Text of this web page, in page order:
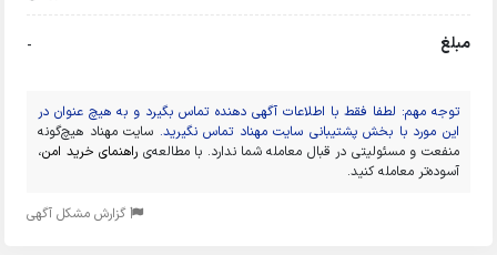
مبلغ -
توجه مهم: لطفا فقط با اطلاعات آگهی دهنده تماس بگیرد و به هیچ عنوان در
این مورد با بخش پشتیبانی سایت مهناد تماس نگیرید. سایت مهناد هیچ‌گونه
منفعت و مسئولیتی در قبال معامله شما ندارد. با مطالعه‌ی راهنمای خرید امن،
آسوده‌تر معامله کنید.
گزارش مشکل آگهی